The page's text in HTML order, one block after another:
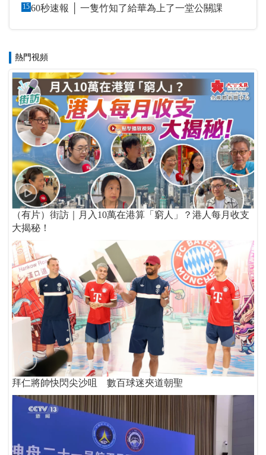
1560秒速報 │ 一隻竹知了給華為上了一堂公關課
熱門視頻
（有片）街訪｜月入10萬在港算「窮人」？港人每月收支
大揭秘！
拜仁將帥快閃尖沙咀 數百球迷夾道朝聖